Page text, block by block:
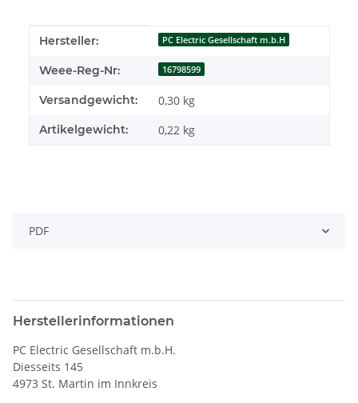
Produkteigenschaft
Wert
Hersteller: PC Electric Gesellschaft m.b.H
Weee-Reg-Nr: 16798599
Versandgewicht: 0,30 kg
Artikelgewicht: 0,22 kg
PDF
Herstellerinformationen
PC Electric Gesellschaft m.b.H.
Diesseits 145
4973 St. Martin im Innkreis